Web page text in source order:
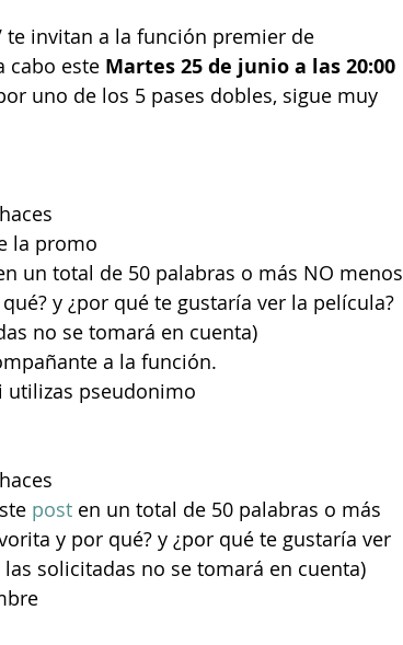
te invitan a la función premier de
cabo este Martes 25 de junio a las 20:00
uno de los 5 pases dobles, sigue muy
la promo
un total de 50 palabras o más NO menos
y ¿por qué te gustaría ver la película?
no se tomará en cuenta)
a la función.
pseudonimo
post en un total de 50 palabras o más
y por qué? y ¿por qué te gustaría ver
solicitadas no se tomará en cuenta)